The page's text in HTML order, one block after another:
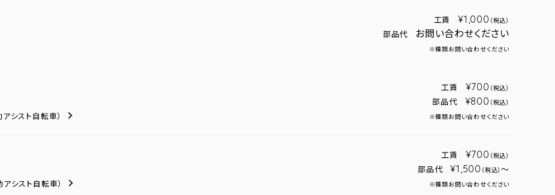
工賃 ¥1,000 （税込）
部品代 お問い合わせください
※種類お問い合わせください
アシスト自転車）
工賃 ¥700 （税込）
部品代 ¥800 （税込）
※種類お問い合わせください
アシスト自転車）
工賃 ¥700 （税込）
部品代 ¥1,500 （税込）～
※種類お問い合わせください